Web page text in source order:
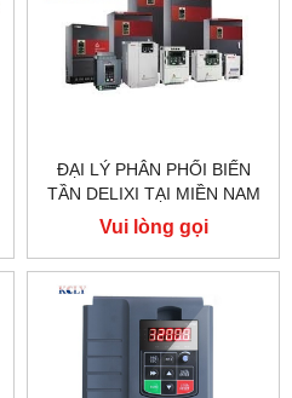
ĐẠI LÝ PHÂN PHỐI BIẾN
TẦN DELIXI TẠI MIỀN NAM
Vui lòng gọi